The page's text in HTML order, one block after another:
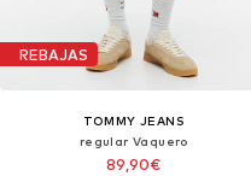
REBAJAS
TOMMY JEANS
regular Vaquero
89,90€